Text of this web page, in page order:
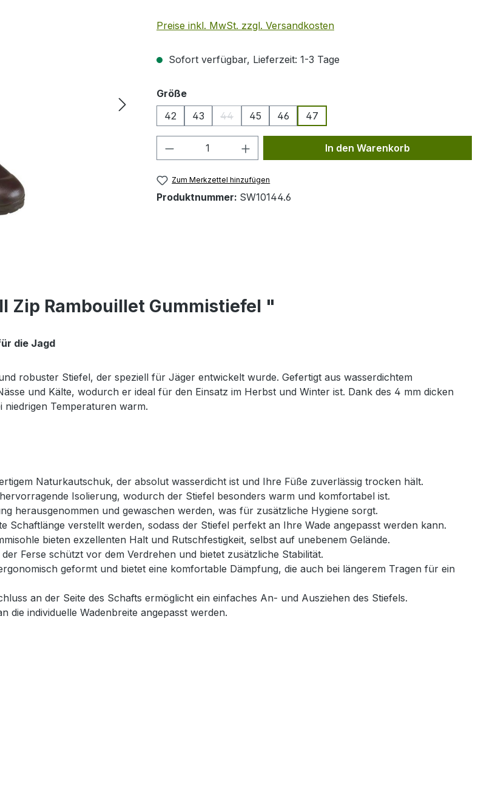
Preise inkl. MwSt. zzgl. Versandkosten
Sofort verfügbar, Lieferzeit: 1-3 Tage
Größeauswählen
42
43 44
(Diese Option ist zurzeit nicht verfügbar.)
45 46 47
Produkt Anzahl: Gib den gewünschten Wert
In den Warenkorb
Zum Merkzettel hinzufügen
Produktnummer: SW10144.6
Zip Rambouillet Gummistiefel "
die Jagd
robuster Stiefel, der speziell für Jäger entwickelt wurde. Gefertigt aus wasserdichtem
und Kälte, wodurch er ideal für den Einsatz im Herbst und Winter ist. Dank des 4 mm dicken
Temperaturen warm.
Naturkautschuk, der absolut wasserdicht ist und Ihre Füße zuverlässig trocken hält.
Isolierung, wodurch der Stiefel besonders warm und komfortabel ist.
herausgenommen und gewaschen werden, was für zusätzliche Hygiene sorgt.
Schaftlänge verstellt werden, sodass der Stiefel perfekt an Ihre Wade angepasst werden kann.
bieten exzellenten Halt und Rutschfestigkeit, selbst auf unebenem Gelände.
Ferse schützt vor dem Verdrehen und bietet zusätzliche Stabilität.
geformt und bietet eine komfortable Dämpfung, die auch bei längerem Tragen für ein
an der Seite des Schafts ermöglicht ein einfaches An- und Ausziehen des Stiefels.
die individuelle Wadenbreite angepasst werden.